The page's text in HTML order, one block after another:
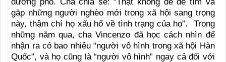
gặp những người nghèo mới trong xã hội sang trọng
này, thậm chí họ xấu hổ về tình trạng của họ”. Trong
những năm qua, cha Vincenzo đã học cách nhìn để
nhận ra có bao nhiêu “người vô hình trong xã hội Hàn
Quốc”, và họ cũng là “người vô hình” ngay cả đối với